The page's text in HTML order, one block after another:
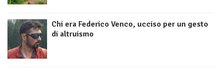
Chi era Federico Venco, ucciso per un gesto
di altruismo